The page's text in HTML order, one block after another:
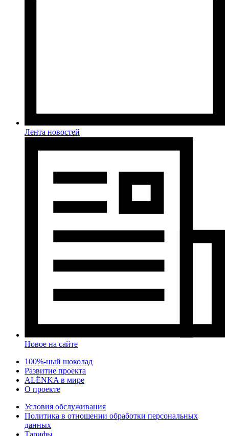
Лента новостей
Новое на сайте
100%-ный шоколад
Развитие проекта
ALЁNKA в мире
О проекте
Условия обслуживания
Политика в отношении обработки персональных
данных
Тарифы